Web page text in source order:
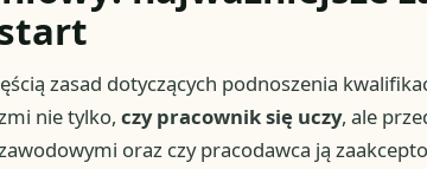
zasad dotyczących podnoszenia
nie tylko, czy pracownik się uczy, ale
oraz czy pracodawca ją